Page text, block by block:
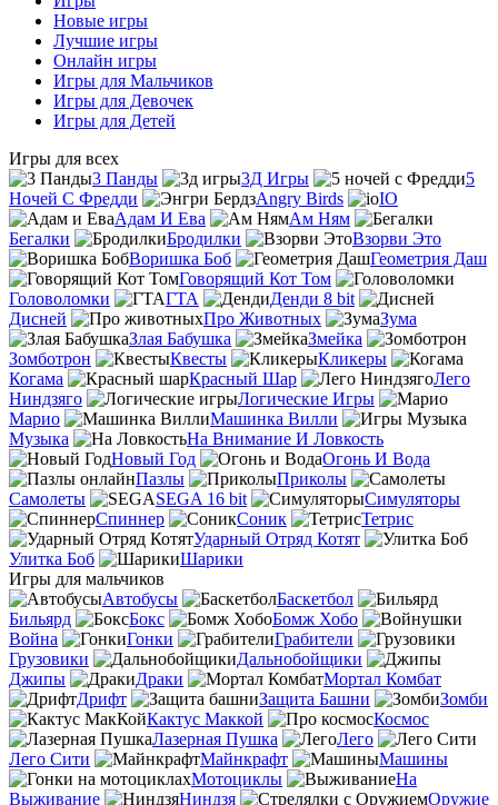
Новые игры
Лучшие игры
Онлайн игры
Игры для Мальчиков
Игры для Девочек
Игры для Детей
Игры для всех
3 Панды
3Д Игры
5
Ночей С Фредди
Angry Birds
IO
Адам И Ева
Ам Ням
Бегалки
Бродилки
Взорви Это
Воришка Боб
Геометрия Даш
Говорящий Кот Том
Головоломки
ГТА
Денди 8 bit
Дисней
Про Животных
Зума
Злая Бабушка
Змейка
Зомботрон
Квесты
Кликеры
Когама
Красный Шар
Лего
Ниндзяго
Логические Игры
Марио
Машинка Вилли
Музыка
На Внимание И Ловкость
Новый Год
Огонь И Вода
Пазлы
Приколы
Самолеты
SEGA 16 bit
Симуляторы
Спиннер
Соник
Тетрис
Ударный Отряд Котят
Улитка Боб
Шарики
Игры для мальчиков
Автобусы
Баскетбол
Бильярд
Бокс
Бомж Хобо
Война
Гонки
Грабители
Грузовики
Дальнобойщики
Джипы
Драки
Мортал Комбат
Дрифт
Защита Башни
Зомби
Кактус Маккой
Космос
Лазерная Пушка
Лего
Лего Сити
Майнкрафт
Машины
Мотоциклы
На
Выживание
Ниндзя
Оружие